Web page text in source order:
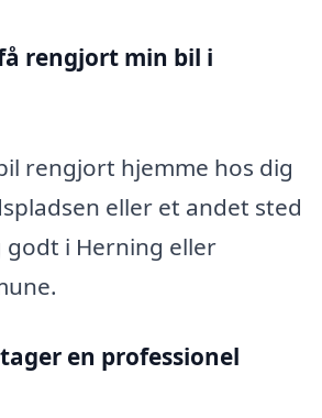
rengjort min bil i
rengjort hjemme hos dig
eller et andet sted
godt i Herning eller
en professionel